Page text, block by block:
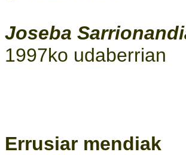
Joseba
1997ko udaberrian
Errusiar mendiak